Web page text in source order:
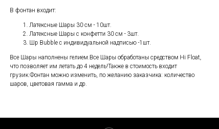
В фонтан входит:
Латексные Шары 30 см - 10шт.
Латексные Шары с конфетти 30 см - 3шт.
Шр Bubble с индивидуальной надписью -1шт.
Все Шары наполнены гелием.Все Шары обработаны средством Hi Float,
что позволяет им летать до 4 недель!Также в стоимость входит
грузик.Фонтан можно изменить, по желанию заказчика: количество
шаров, цветовая гамма и др.